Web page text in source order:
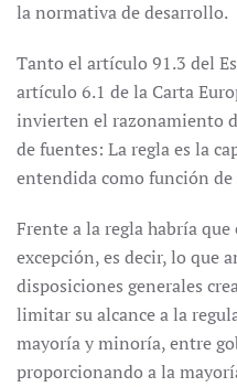
la normativa de desarrollo.
Tanto el artículo 91.3 del
artículo 6.1 de la Carta
invierten el razonamiento
de fuentes: La regla es la
entendida como función
Frente a la regla habría
excepción, es decir, lo que
disposiciones generales
limitar su alcance a la
mayoría y minoría, entre
proporcionando a la